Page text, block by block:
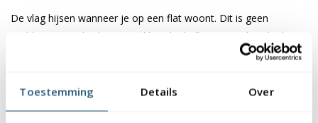
Toestemming Details Over
De vlag hijsen wanneer je op een flat woont. Dit is geen
probleem met de vlaggenstokhouder balkon. Deze houder kan
zonder te boren aan de spijlen het het balkon bevestigd
Kenmerken van de vlaggenstokhouder